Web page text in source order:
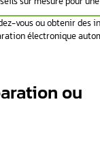
avec du
de la réparation